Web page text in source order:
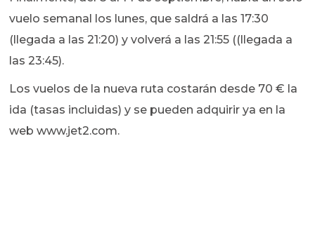
vuelo semanal los lunes, que saldrá a las 17:30
(llegada a las 21:20) y volverá a las 21:55 ((llegada a
las 23:45).
Los vuelos de la nueva ruta costarán desde 70 € la
ida (tasas incluidas) y se pueden adquirir ya en la
web www.jet2.com.